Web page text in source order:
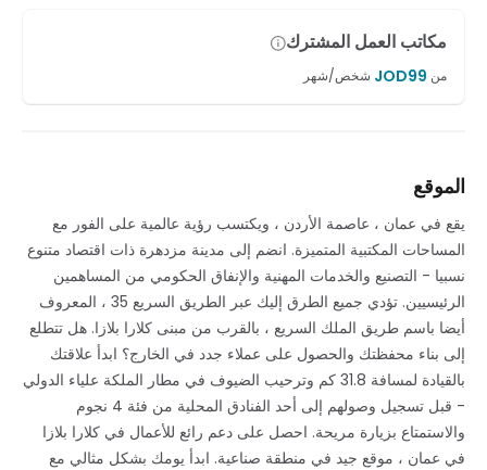
مكاتب العمل المشترك
من JOD99 شخص/شهر
الموقع
يقع في عمان ، عاصمة الأردن ، ويكتسب رؤية عالمية على الفور مع
المساحات المكتبية المتميزة. انضم إلى مدينة مزدهرة ذات اقتصاد متنوع
نسبيا - التصنيع والخدمات المهنية والإنفاق الحكومي من المساهمين
الرئيسيين. تؤدي جميع الطرق إليك عبر الطريق السريع 35 ، المعروف
أيضا باسم طريق الملك السريع ، بالقرب من مبنى كلارا بلازا. هل تتطلع
إلى بناء محفظتك والحصول على عملاء جدد في الخارج؟ ابدأ علاقتك
بالقيادة لمسافة 31.8 كم وترحيب الضيوف في مطار الملكة علياء الدولي
- قبل تسجيل وصولهم إلى أحد الفنادق المحلية من فئة 4 نجوم
والاستمتاع بزيارة مريحة. احصل على دعم رائع للأعمال في كلارا بلازا
في عمان ، موقع جيد في منطقة صناعية. ابدأ يومك بشكل مثالي مع